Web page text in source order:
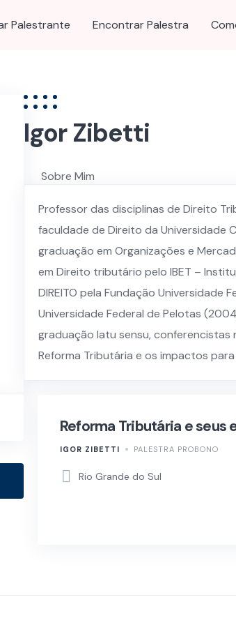
Palestrante Encontrar Palestra
Igor Zibetti
Sobre Mim
Professor das disciplinas de Direito
faculdade de Direito da Universidade
graduação em Organizações e
em Direito tributário pelo IBET –
DIREITO pela Fundação Universidade
Universidade Federal de Pelotas
graduação latu sensu,
Reforma Tributária e os impactos
Reforma Tributária e
IGOR ZIBETTI PALESTRA PROBONO
Rio Grande do Sul